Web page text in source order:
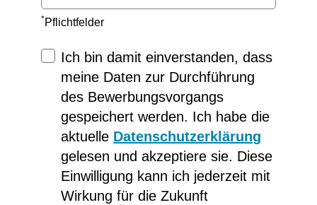
*Pflichtfelder
Ich bin damit einverstanden, dass
meine Daten zur Durchführung
des Bewerbungsvorgangs
gespeichert werden. Ich habe die
aktuelle Datenschutzerklärung
gelesen und akzeptiere sie. Diese
Einwilligung kann ich jederzeit mit
Wirkung für die Zukunft